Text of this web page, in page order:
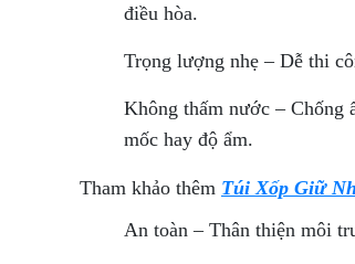
điều hòa.
Trọng lượng nhẹ – Dễ thi
Không thấm nước – Chống
mốc hay độ ẩm.
Tham khảo thêm Túi Xốp Giữ
An toàn – Thân thiện môi